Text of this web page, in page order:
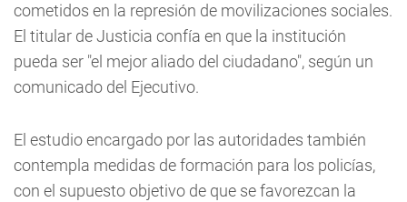
cometidos en la represión de movilizaciones sociales.
El titular de Justicia confía en que la institución
pueda ser "el mejor aliado del ciudadano", según un
comunicado del Ejecutivo.
El estudio encargado por las autoridades también
contempla medidas de formación para los policías,
con el supuesto objetivo de que se favorezcan la